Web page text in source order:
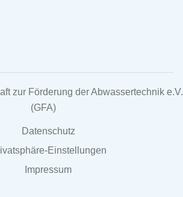
zur Förderung der Abwassertechnik e.V.
(GFA)
Navigation
überspringen
Datenschutz
Einstellungen
Impressum